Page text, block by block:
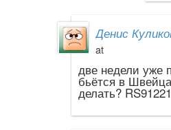
Денис
at
две недели уже
бьётся в
делать?